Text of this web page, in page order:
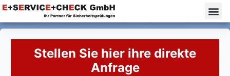
Stellen Sie hier ihre direkte
Anfrage